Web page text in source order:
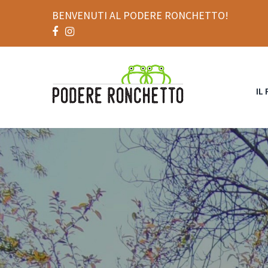
BENVENUTI AL PODERE RONCHETTO!
IL